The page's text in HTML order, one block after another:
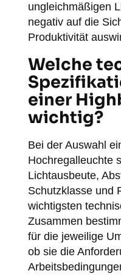
ungleichmäßigen
negativ auf die
Produktivität
Welche
einer
wichtig?
Bei der Auswahl
Hochregalleuchte
Lichtausbeute,
Schutzklasse und
wichtigsten
Zusammen
für die jeweilige
ob sie die